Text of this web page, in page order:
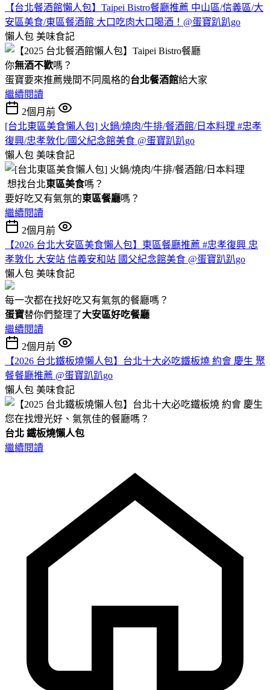
【台北餐酒館懶人包】Taipei Bistro餐廳推薦 中山區/信義區/大
安區美食/東區餐酒館 大口吃肉大口喝酒！@蛋寶趴趴go
懶人包 美味食記
你無酒不歡嗎？
蛋寶要來推薦幾間不同風格的台北餐酒館給大家
繼續閱讀
2個月前
[台北東區美食懶人包] 火鍋/燒肉/牛排/餐酒館/日本料理 #忠孝
復興/忠孝敦化/國父紀念館美食 @蛋寶趴趴go
懶人包 美味食記
想找台北東區美食嗎？
要好吃又有氣氛的東區餐廳嗎？
繼續閱讀
2個月前
【2026 台北大安區美食懶人包】東區餐廳推薦 #忠孝復興 忠
孝敦化 大安站 信義安和站 國父紀念館美食 @蛋寶趴趴go
懶人包 美味食記
每一次都在找好吃又有氣氛的餐廳嗎？
蛋寶替你們整理了大安區好吃餐廳
繼續閱讀
2個月前
【2026 台北鐵板燒懶人包】台北十大必吃鐵板燒 約會 慶生 聚
餐餐廳推薦 @蛋寶趴趴go
懶人包 美味食記
您在找燈光好、氣氛佳的餐廳嗎？
台北 鐵板燒懶人包
繼續閱讀